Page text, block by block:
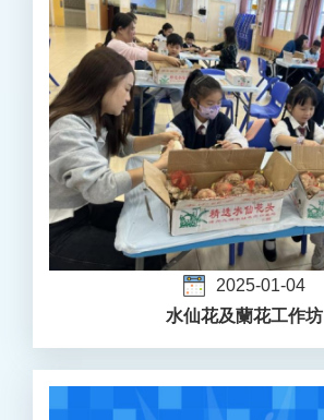
2025-01-04
水仙花及蘭花工作坊